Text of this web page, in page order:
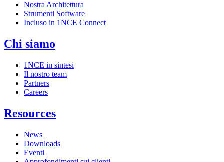
Nostra Architettura
Strumenti Software
Incluso in 1NCE Connect
Chi siamo
1NCE in sintesi
Il nostro team
Partners
Careers
Resources
News
Downloads
Eventi